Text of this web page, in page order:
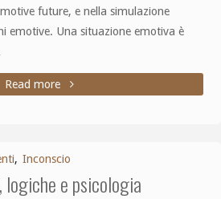
future, e nella simulazione
emotive. Una situazione emotiva è
Read more
, Inconscio
logiche e psicologia